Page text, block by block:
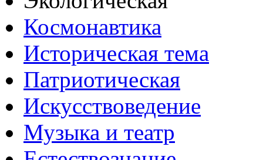
Космонавтика
Историческая тема
Патриотическая
Искусствоведение
Музыка и театр